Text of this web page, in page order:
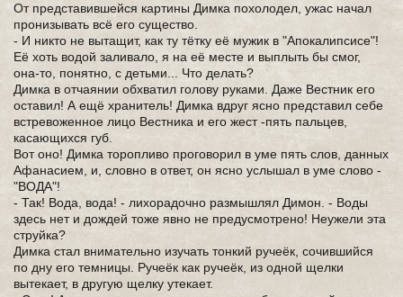
От представившейся картины Димка похолодел, ужас начал
пронизывать всё его существо.
- И никто не вытащит, как ту тётку её мужик в "Апокалипсисе"!
Её хоть водой заливало, я на её месте и выплыть бы смог,
она-то, понятно, с детьми... Что делать?
Димка в отчаянии обхватил голову руками. Даже Вестник его
оставил! А ещё хранитель! Димка вдруг ясно представил себе
встревоженное лицо Вестника и его жест -пять пальцев,
касающихся губ.
Вот оно! Димка торопливо проговорил в уме пять слов, данных
Афанасием, и, словно в ответ, он ясно услышал в уме слово -
"ВОДА"!
- Так! Вода, вода! - лихорадочно размышлял Димон. - Воды
здесь нет и дождей тоже явно не предусмотрено! Неужели эта
струйка?
Димка стал внимательно изучать тонкий ручеёк, сочившийся
по дну его темницы. Ручеёк как ручеёк, из одной щелки
вытекает, в другую щелку утекает.